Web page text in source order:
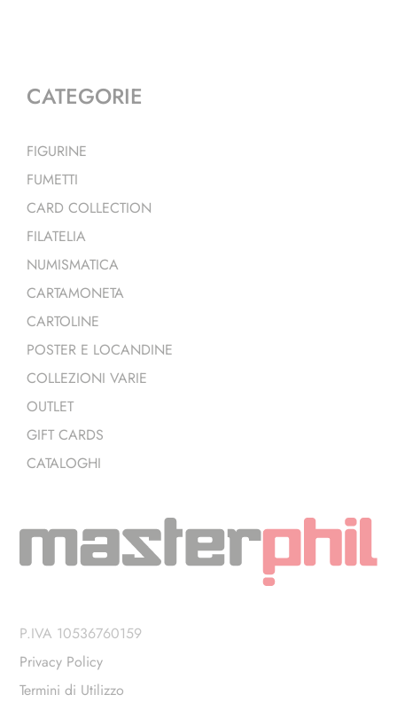
CATEGORIE
FIGURINE
FUMETTI
CARD COLLECTION
FILATELIA
NUMISMATICA
CARTAMONETA
CARTOLINE
POSTER E LOCANDINE
COLLEZIONI VARIE
OUTLET
GIFT CARDS
CATALOGHI
P.IVA 10536760159
Privacy Policy
Termini di Utilizzo